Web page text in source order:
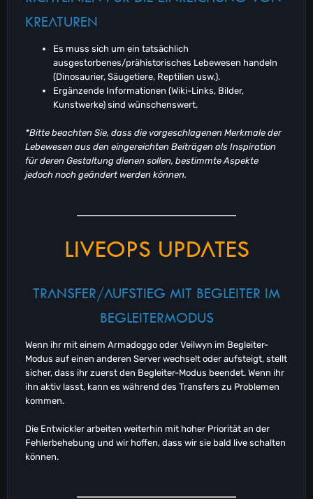
KREATUREN
Es muss sich um ein tatsächlich
ausgestorbenes/prähistorisches Lebewesen handeln
(Dinosaurier, Säugetiere, Reptilien usw.).
Ergänzende Informationen (Wiki-Links, Bilder,
Kunstwerke) sind wünschenswert.
*Bitte beachten Sie, dass die vorgeschlagenen Merkmale der
Lebewesen aus den eingereichten Beiträgen als Inspiration
für deren Gestaltung dienen sollen, bestimmte Aspekte
jedoch noch geändert werden können.
LIVEOPS UPDATES
TRANSFER/AUFSTIEG MIT BEGLEITER IM
BEGLEITERMODUS
Wenn ihr mit einem Armadoggo oder Veilwyn im Begleiter-
Modus auf einen anderen Server wechselt oder aufsteigt, stellt
sicher, dass ihr zuerst den Begleiter-Modus beendet. Wenn ihr
ihn aktiv lasst, kann es während des Transfers zu Problemen
kommen.
Die Entwickler arbeiten weiterhin mit hoher Priorität an der
Fehlerbehebung und wir hoffen, dass wir sie bald live schalten
können.